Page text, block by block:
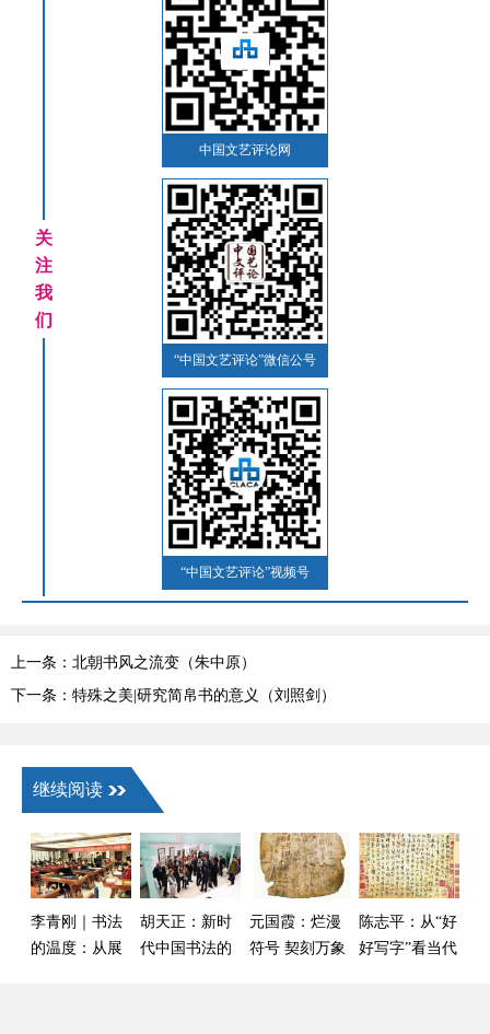
关
注
我
们
中国文艺评论网
“中国文艺评论”微信公号
“中国文艺评论”视频号
上一条：北朝书风之流变（朱中原）
下一条：特殊之美|研究简帛书的意义（刘照剑）
继续阅读
李青刚｜书法
的温度：从展
胡天正：新时
代中国书法的
元国霞：烂漫
符号 契刻万象
陈志平：从“好
好写字”看当代